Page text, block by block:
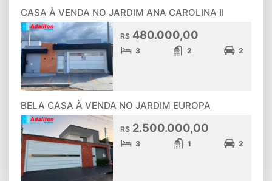
CASA À VENDA NO JARDIM ANA CAROLINA II
R$ 480.000,00
3 2 2
BELA CASA À VENDA NO JARDIM EUROPA
R$ 2.500.000,00
3 1 2